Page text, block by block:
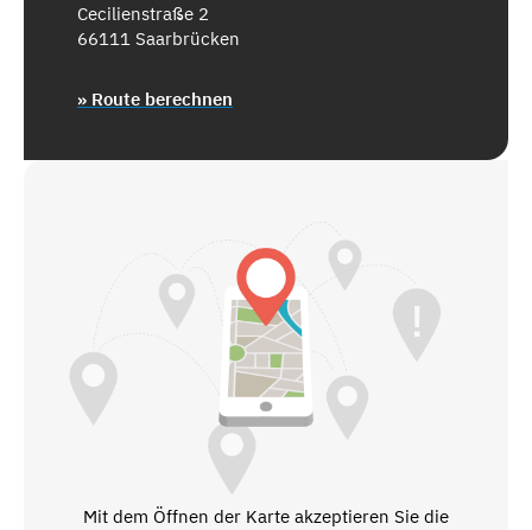
Cecilienstraße 2
66111 Saarbrücken
» Route berechnen
Mit dem Öffnen der Karte akzeptieren Sie die